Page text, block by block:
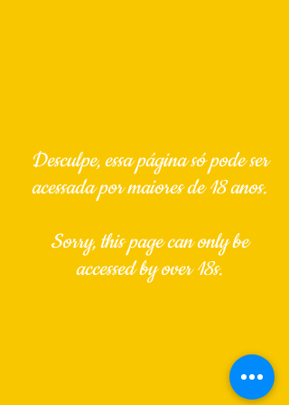
Desculpe, essa página só pode ser
acessada por maiores de 18 anos.
Sorry, this page can only be
accessed by over 18s.